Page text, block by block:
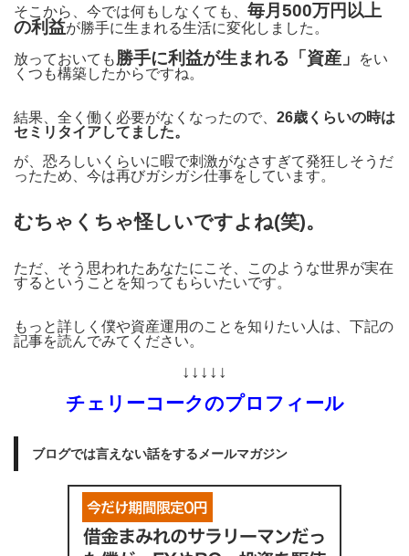
そこから、今では何もしなくても、 毎月500万円以上
の利益が勝手に生まれる生活に変化しました。
放っておいても 勝手に利益が生まれる「資産」
をい
くつも構築したからですね。
結果、全く働く必要がなくなったので、 26歳くらいの時は
セミリタイアしてました。
が、恐ろしいくらいに暇で刺激がなさすぎて発狂しそうだ
ったため、今は再びガシガシ仕事をしています。
むちゃくちゃ怪しいですよね(笑)。
ただ、そう思われたあなたにこそ、このような世界が実在
するということを知ってもらいたいです。
もっと詳しく僕や資産運用のことを知りたい人は、下記の
記事を読んでみてください。
↓↓↓↓↓
チェリーコークのプロフィール
ブログでは言えない話をするメールマガジン